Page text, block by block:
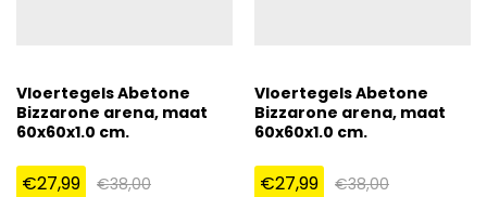
Vloertegels Abetone
Bizzarone arena, maat
60x60x1.0 cm.
€27,99 €38,00
Vloertegels Abetone
Bizzarone arena, maat
60x60x1.0 cm.
€27,99 €38,00